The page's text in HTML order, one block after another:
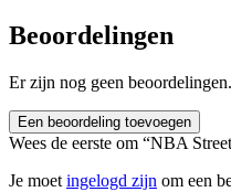
Beoordelingen
Er zijn nog geen beoordelingen.
Een beoordeling toevoegen
Wees de eerste om “NBA
Je moet ingelogd zijn om een